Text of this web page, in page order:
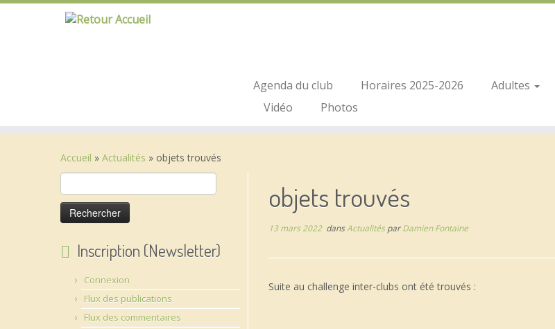
Passer
Agenda du club Horaires 2025-2026 Adultes
Vidéo
Photos
Accueil » Actualités » objets trouvés
Rechercher :
Inscription (Newsletter)
Connexion
Flux des publications
Flux des commentaires
objets trouvés
13 mars 2022dansActualités parDamien Fontaine
Suite au challenge inter-clubs ont été trouvés :